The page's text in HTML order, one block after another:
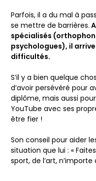
Parfois, il a du mal à
se mettre de barrières.
spécialisés
psychologues), il
difficultés.
S’il y a bien quelque
d’avoir persévéré pour
diplôme, mais aussi
YouTube avec ses
être fier !
Son conseil pour aider
situation que lui : «
sport, de l’art, n’importe